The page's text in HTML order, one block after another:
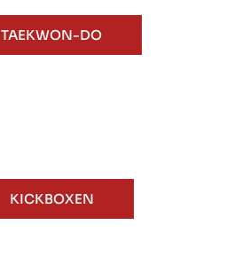
TAEKWON-DO
KICKBOXEN